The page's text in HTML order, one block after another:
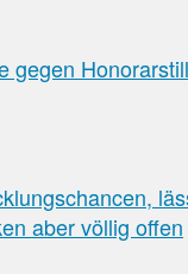
gegen
aber völlig offen